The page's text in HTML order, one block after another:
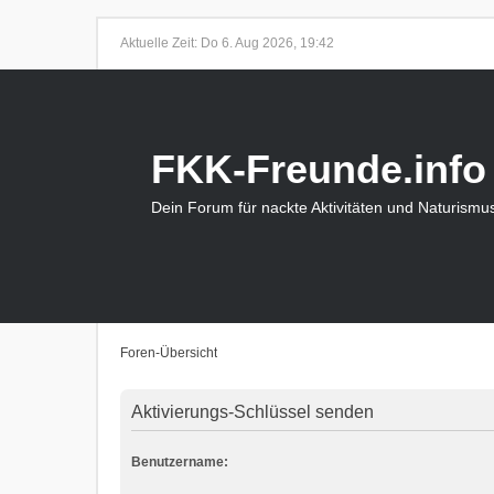
Aktuelle Zeit: Do 6. Aug 2026, 19:42
FKK-Freunde.info
Dein Forum für nackte Aktivitäten und
Foren-Übersicht
Aktivierungs-Schlüssel senden
Benutzername: